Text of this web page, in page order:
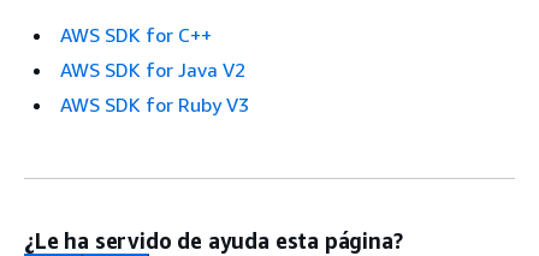
AWS SDK for C++
AWS SDK for Java V2
AWS SDK for Ruby V3
¿Le ha servido de ayuda esta página?